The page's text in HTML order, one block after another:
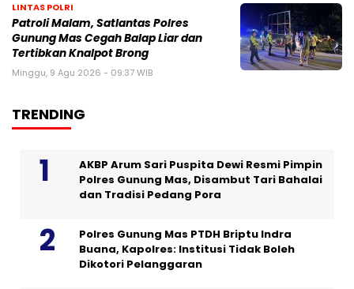
LINTAS POLRI
Patroli Malam, Satlantas Polres
Gunung Mas Cegah Balap Liar dan
Tertibkan Knalpot Brong
Minggu, 9 Agu 2026 - 09:37 WIB
TRENDING
AKBP Arum Sari Puspita Dewi Resmi Pimpin
Polres Gunung Mas, Disambut Tari Bahalai
dan Tradisi Pedang Pora
Polres Gunung Mas PTDH Briptu Indra
Buana, Kapolres: Institusi Tidak Boleh
Dikotori Pelanggaran